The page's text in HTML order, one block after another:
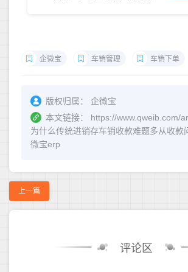
企微宝 车销管理 车销下单
版权归属：
企微宝
本文链接：
https://www.qweib.com/
为什么传统进销存车销收款难题多从收款
微宝erp
上一篇
评论区